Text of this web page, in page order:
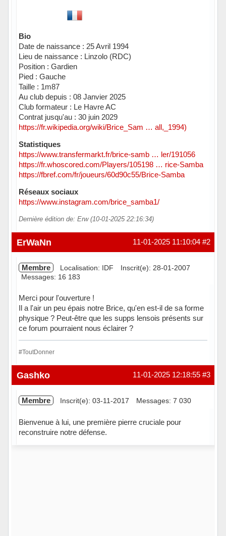
Bio
Date de naissance : 25 Avril 1994
Lieu de naissance : Linzolo (RDC)
Position : Gardien
Pied : Gauche
Taille : 1m87
Au club depuis : 08 Janvier 2025
Club formateur : Le Havre AC
Contrat jusqu'au : 30 juin 2029
https://fr.wikipedia.org/wiki/Brice_Sam … all,_1994)
Statistiques
https://www.transfermarkt.fr/brice-samb … ler/191056
https://fr.whoscored.com/Players/105198 … rice-Samba
https://fbref.com/fr/joueurs/60d90c55/Brice-Samba
Réseaux sociaux
https://www.instagram.com/brice_samba1/
Dernière édition de: Erw (10-01-2025 22:16:34)
Hors ligne #2
11-01-2025 11:10:04
ErWaNn
Membre Localisation: IDF
Inscrit(e): 28-01-2007
Messages: 16 183
Merci pour l'ouverture !
Il a l'air un peu épais notre Brice, qu'en est-il de sa forme
physique ? Peut-être que les supps lensois présents sur
ce forum pourraient nous éclairer ?
#ToutDonner
Hors ligne #3
11-01-2025 12:18:55
Gashko
Membre Inscrit(e): 03-11-2017 Messages: 7 030
Bienvenue à lui, une première pierre cruciale pour
reconstruire notre défense.